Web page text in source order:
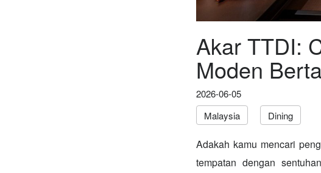
Akar TTDI:
Moden
2026-06-05
Malaysia
Dining
Adakah kamu mencari
tempatan dengan